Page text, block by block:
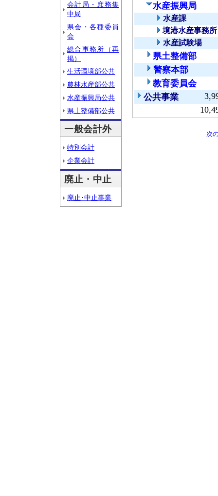
会計局・庶務集
中局
県会・各種委員
会
総合事務所（再
掲）
生活環境部公共
農林水産部公共
水産振興局公共
県土整備部公共
一般会計外
特別会計
企業会計
廃止・中止
廃止･中止事業
水産振興局
水産課
境港水産事務所
水産試験場
県土整備部
警察本部
教育委員会
公共事業
次